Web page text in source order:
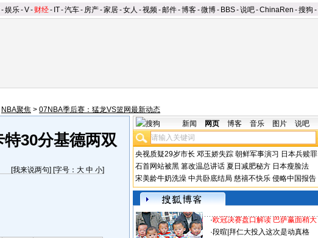
-娱乐-V- 财经- IT-汽车- 房产-家居-女人 -视频-邮件-博客-微博- BBS-说吧-ChinaRen -搜狗 -
NBA聚焦 > 07NBA季后赛：猛龙VS篮网最新动态
30分基德两双
[我来说两句] [字号： 大 中 小]
新闻 网页 博客 音乐 图片 说吧
央视质疑29岁市长 邓玉娇失踪 朝鲜军事演习 日本兵赎罪
石首网站被黑 篡改温总讲话 夏日减肥秘方 日本瘦脸法
宋美龄牛奶洗澡 中共卧底结局 慈禧不快乐 侵略中国报告
·欧冠决赛盘口解读 巴萨赢面稍大
·段暄 拜仁大投入这次是动真格